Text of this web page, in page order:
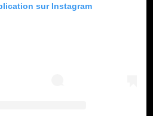
sur Instagram